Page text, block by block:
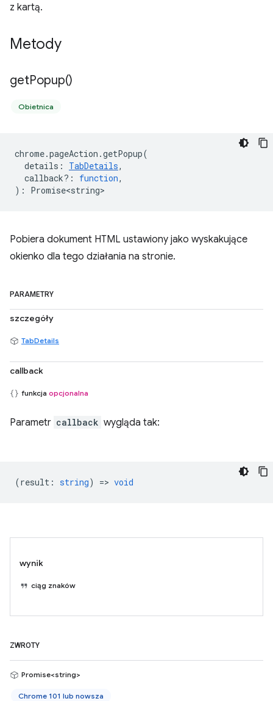
z kartą.
Metody
getPopup()
Obietnica
chrome.pageAction .getPopup(
details : TabDetails,
callback? : function,
) : Promise<string>
Pobiera dokument HTML ustawiony jako wyskakujące
okienko dla tego działania na stronie.
PARAMETRY
szczegóły
TabDetails
callback
funkcja opcjonalna
Parametr callback wygląda tak:
(result : string) => void
wynik
ciąg znaków
ZWROTY
Promise<string>
Chrome 101 lub nowsza